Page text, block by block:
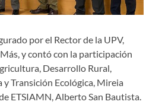
por el Rector de la UPV,
y contó con la participación
Desarrollo Rural,
y Transición Ecológica, Mireia
ETSIAMN, Alberto San Bautista.